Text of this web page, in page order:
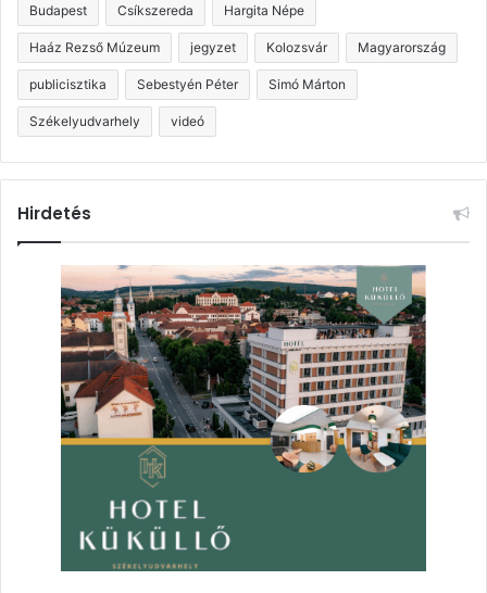
Budapest Csíkszereda Hargita Népe
Haáz Rezső Múzeum jegyzet Kolozsvár Magyarország
publicisztika Sebestyén Péter Simó Márton
Székelyudvarhely videó
Hirdetés